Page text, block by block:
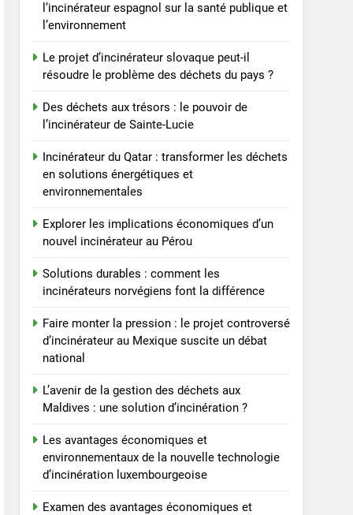
l’incinérateur espagnol sur la santé publique et
l’environnement
Le projet d’incinérateur slovaque peut-il
résoudre le problème des déchets du pays ?
Des déchets aux trésors : le pouvoir de
l’incinérateur de Sainte-Lucie
Incinérateur du Qatar : transformer les déchets
en solutions énergétiques et
environnementales
Explorer les implications économiques d’un
nouvel incinérateur au Pérou
Solutions durables : comment les
incinérateurs norvégiens font la différence
Faire monter la pression : le projet controversé
d’incinérateur au Mexique suscite un débat
national
L’avenir de la gestion des déchets aux
Maldives : une solution d’incinération ?
Les avantages économiques et
environnementaux de la nouvelle technologie
d’incinération luxembourgeoise
Examen des avantages économiques et